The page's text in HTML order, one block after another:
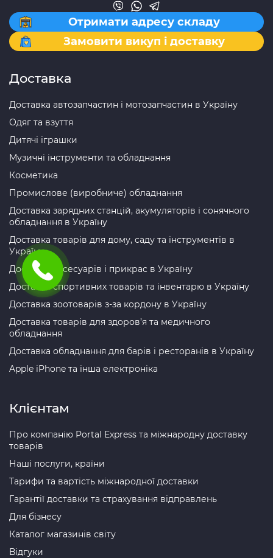
Отримати адресу складу
Замовити викуп і доставку
Доставка
Доставка автозапчастин і мотозапчастин в Україну
Одяг та взуття
Дитячі іграшки
Музичні інструменти та обладнання
Косметика
Промислове (виробниче) обладнання
Доставка зарядних станцій, акумуляторів і сонячного
обладнання в Україну
Доставка товарів для дому, саду та інструментів в
Україну
Доставка аксесуарів і прикрас в Україну
Доставка спортивних товарів та інвентарю в Україну
Доставка зоотоварів з-за кордону в Україну
Доставка товарів для здоров’я та медичного
обладнання
Доставка обладнання для барів і ресторанів в Україну
Apple iPhone та інша електроніка
Клієнтам
Про компанію Portal Express та міжнародну доставку
товарів
Наші послуги, країни
Тарифи та вартість міжнародної доставки
Гарантії доставки та страхування відправлень
Для бізнесу
Каталог магазинів світу
Відгуки